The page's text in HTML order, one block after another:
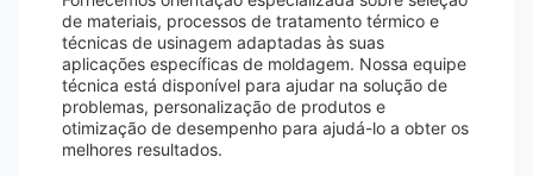
de materiais, processos de tratamento térmico e
técnicas de usinagem adaptadas às suas
aplicações específicas de moldagem. Nossa equipe
técnica está disponível para ajudar na solução de
problemas, personalização de produtos e
otimização de desempenho para ajudá-lo a obter os
melhores resultados.